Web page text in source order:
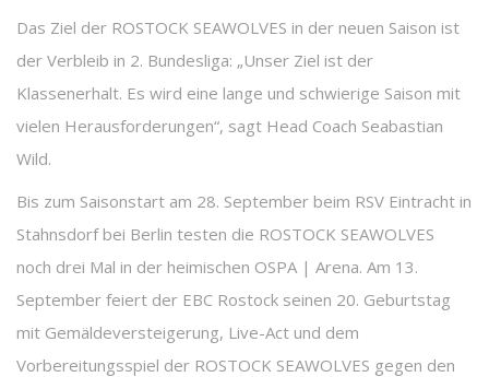
Das Ziel der ROSTOCK SEAWOLVES in der neuen Saison ist
der Verbleib in 2. Bundesliga: „Unser Ziel ist der
Klassenerhalt. Es wird eine lange und schwierige Saison mit
vielen Herausforderungen“, sagt Head Coach Seabastian
Wild.
Bis zum Saisonstart am 28. September beim RSV Eintracht in
Stahnsdorf bei Berlin testen die ROSTOCK SEAWOLVES
noch drei Mal in der heimischen OSPA | Arena. Am 13.
September feiert der EBC Rostock seinen 20. Geburtstag
mit Gemäldeversteigerung, Live-Act und dem
Vorbereitungsspiel der ROSTOCK SEAWOLVES gegen den